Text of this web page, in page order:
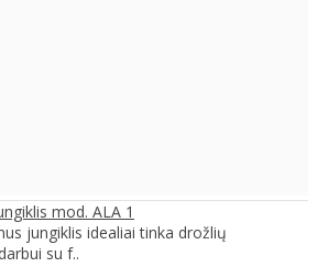
mod. ALA 1
jungiklis idealiai tinka drožlių
su f..